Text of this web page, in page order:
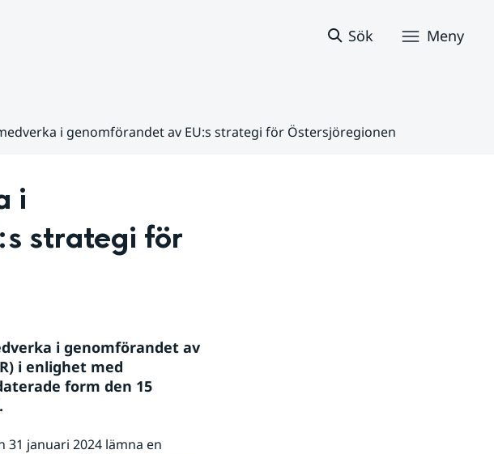
Sök Meny
i genomförandet av EU:s strategi för Östersjöregionen
i
strategi för
i genomförandet av
i enlighet med
form den 15
januari 2024 lämna en